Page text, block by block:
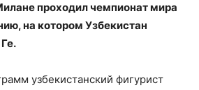
проходил чемпионат мира
на котором Узбекистан
узбекистанский фигурист